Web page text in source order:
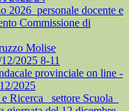
2026_personale docente e
Commissione di
Molise
2025 8-11
provinciale on line -
2025
Ricerca_ settore Scuola_